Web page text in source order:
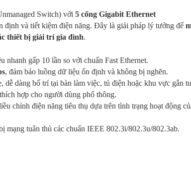
Switch) với 5 cổng Gigabit Ethernet
định và tiết kiệm điện năng. Đây là giải pháp lý tưởng để
thiết bị giải trí gia đình.
nhanh gấp 10 lần so với chuẩn Fast Ethernet.
, đảm bảo luồng dữ liệu ổn định và không bị nghẽn.
dễ dàng bố trí tại bàn làm việc, tủ điện hoặc khu vực gắn
hợp cho người dùng phổ thông.
chỉnh điện năng tiêu thụ dựa trên tình trạng hoạt động
mạng tuân thủ các chuẩn IEEE 802.3i/802.3u/802.3ab.